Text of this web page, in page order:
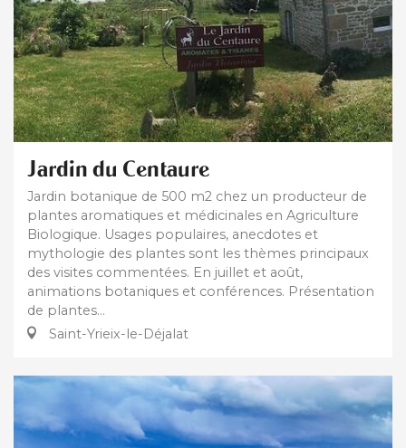
Jardin du Centaure
Jardin botanique de 500 m2 chez un producteur de
plantes aromatiques et médicinales en Agriculture
Biologique. Usages populaires, anecdotes et
mythologie des plantes sont les thèmes principaux
des visites commentées. En juillet et août,
animations botaniques et conférences. Présentation
de plantes...
Saint-Yrieix-le-Déjalat